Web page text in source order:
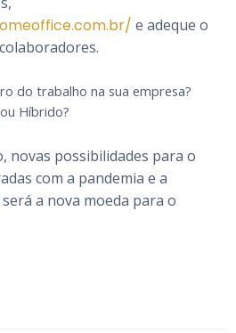
e adeque o
do trabalho na sua empresa?
Híbrido?
novas possibilidades para o
com a pandemia e a
a nova moeda para o